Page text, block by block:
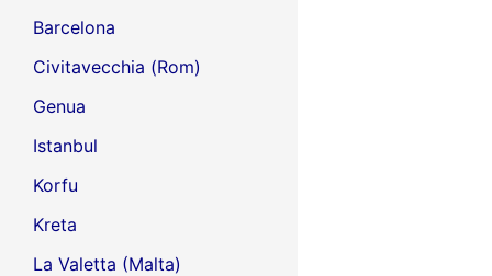
Barcelona
Civitavecchia (Rom)
Genua
Istanbul
Korfu
Kreta
La Valetta (Malta)